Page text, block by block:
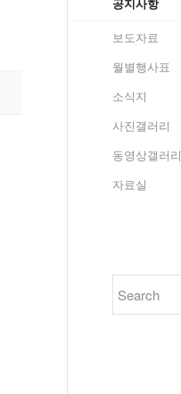
보도자료
월별행사표
소식지
사진갤러리
동영상갤러리
자료실